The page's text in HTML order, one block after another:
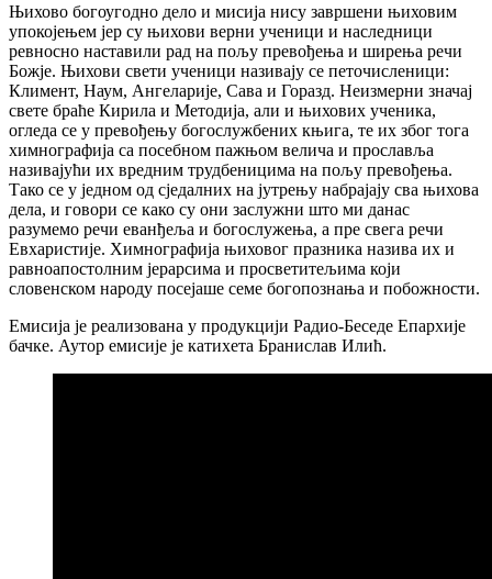
Њихово богоугодно дело и мисија нису завршени њиховим
упокојењем јер су њихови верни ученици и наследници
ревносно наставили рад на пољу превођења и ширења речи
Божје. Њихови свети ученици називају се петочисленици:
Климент, Наум, Ангеларије, Сава и Горазд. Неизмерни значај
свете браће Кирила и Методија, али и њихових ученика,
огледа се у превођењу богослужбених књига, те их због тога
химнографија са посебном пажњом велича и прославља
називајући их вредним трудбеницима на пољу превођења.
Тако се у једном од сједалних на јутрењу набрајају сва њихова
дела, и говори се како су они заслужни што ми данас
разумемо речи еванђеља и богослужења, а пре свега речи
Евхаристије. Химнографија њиховог празника назива их и
равноапостолним јерарсима и просветитељима који
словенском народу посејаше семе богопознања и побожности.
Емисија је реализована у продукцији Радио-Беседе Епархије
бачке. Аутор емисије је катихета Бранислав Илић.